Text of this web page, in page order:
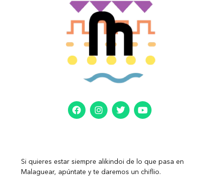
Si quieres estar siempre alikindoi de lo que pasa en
Malaguear, apúntate y te daremos un chiflio.